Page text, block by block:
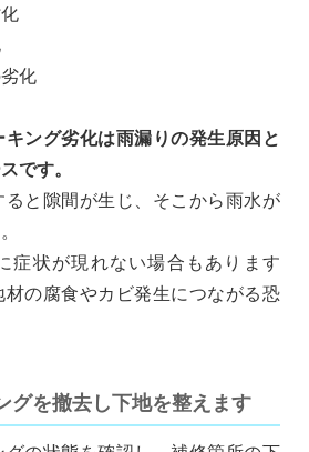
化
キング劣化は雨漏りの発生原因と
です。
ると隙間が生じ、そこから雨水が
症状が現れない場合もあります
材の腐食やカビ発生につながる恐
グを撤去し下地を整えます